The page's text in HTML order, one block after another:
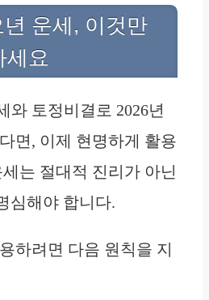
운세, 이것만
세요
와 토정비결로 2026년
면, 이제 현명하게 활용
는 절대적 진리가 아닌
심해야 합니다.
하려면 다음 원칙을 지